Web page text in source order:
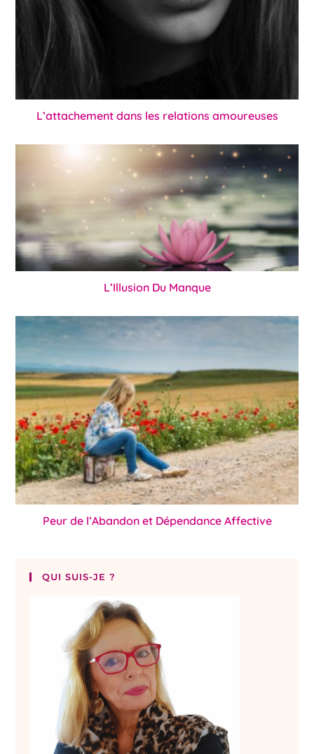
L’attachement dans les relations amoureuses
L’Illusion Du Manque
Peur de l’Abandon et Dépendance Affective
QUI SUIS-JE ?